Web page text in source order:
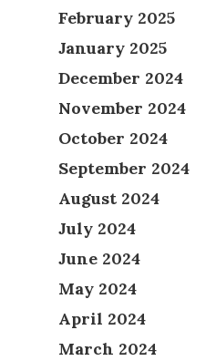
February 2025
January 2025
December 2024
November 2024
October 2024
September 2024
August 2024
July 2024
June 2024
May 2024
April 2024
March 2024